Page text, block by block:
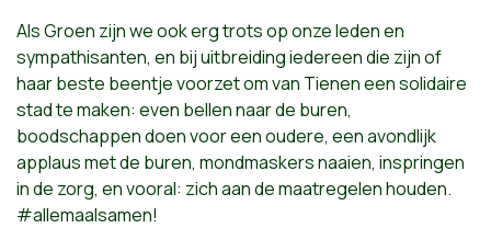
Als Groen zijn we ook erg trots op onze leden en
sympathisanten, en bij uitbreiding iedereen die zijn of
haar beste beentje voorzet om van Tienen een solidaire
stad te maken: even bellen naar de buren,
boodschappen doen voor een oudere, een avondlijk
applaus met de buren, mondmaskers naaien, inspringen
in de zorg, en vooral: zich aan de maatregelen houden.
#allemaalsamen!